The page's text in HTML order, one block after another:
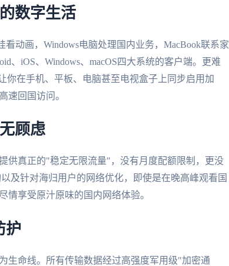
数字生活
动画，Windows电脑处理国内业务，MacBook联系家
、iOS、Windows、macOS四大系统的客户端。更难
在手机、平板、电脑甚至电视盒子上同步启用加
速回国访问。
顾虑
供真正的"稳定无限流量"，没有月度配额限制，更没
及针对海归用户的网络优化，即使是在晚高峰观看国
情享受原汁原味的国内网络体验。
护
生命线。所有传输数据经过高强度军用级"加密通